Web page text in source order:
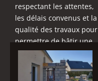
respectant les attentes,
les délais convenus et la
qualité des travaux pour
permettre de bâtir une
maison adaptée à
chaque mode de vie.